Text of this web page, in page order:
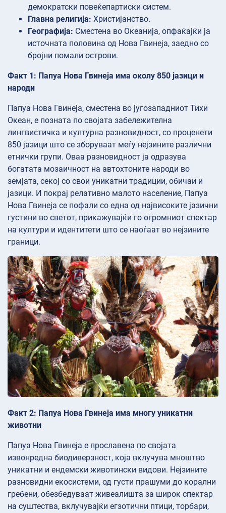
демократски повеќепартиски систем.
Главна религија: Христијанство.
Географија: Сместена во Океанија, опфаќајќи ја
источната половина од Нова Гвинеја, заедно со
бројни помали острови.
Факт 1: Папуа Нова Гвинеја има околу 850 јазици и
народи
Папуа Нова Гвинеја, сместена во југозападниот Тихи
Океан, е позната по својата забележителна
лингвистичка и културна разновидност, со проценети
850 јазици што се зборуваат меѓу нејзините различни
етнички групи. Оваа разновидност ја одразува
богатата мозаичност на автохтоните народи во
земјата, секој со свои уникатни традиции, обичаи и
јазици. И покрај релативно малото население, Папуа
Нова Гвинеја се пофали со една од највисоките јазични
густини во светот, прикажувајќи го огромниот спектар
на култури и идентитети што се наоѓаат во нејзините
граници.
Факт 2: Папуа Нова Гвинеја има многу уникатни
животни
Папуа Нова Гвинеја е прославена по својата
извонредна биодиверзност, која вклучува мноштво
уникатни и ендемски животински видови. Нејзините
разновидни екосистеми, од густи прашуми до корални
гребени, обезбедуваат живеалишта за широк спектар
на суштества, вклучувајќи егзотични птици, торбари,